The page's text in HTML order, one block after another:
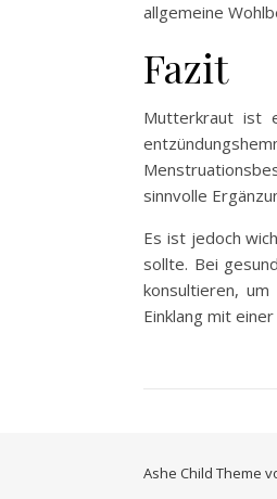
allgemeine
Fazit
Mutterkraut ist
sinnvolle
Es ist jedoch
sollte. Bei
konsultieren,
Einklang mit
Ashe Child Theme